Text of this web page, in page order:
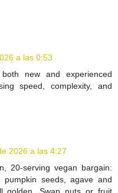
a las 0:53
new and experienced
speed, complexity, and
2026 a las 4:27
20-serving vegan bargain:
seeds, agave and